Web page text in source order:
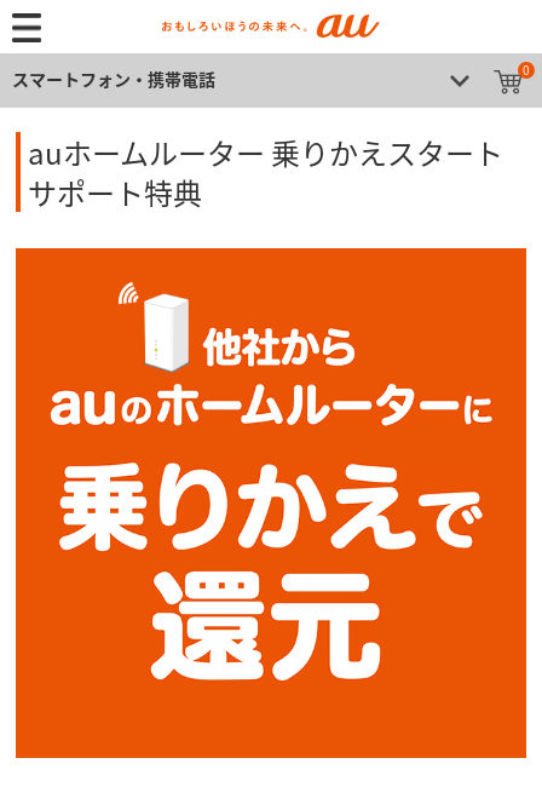
スマートフォン・携帯電話 0
auホームルーター 乗りかえスタート
サポート特典